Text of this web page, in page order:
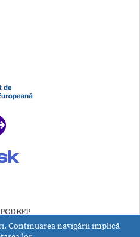
Continuarea navigării implică